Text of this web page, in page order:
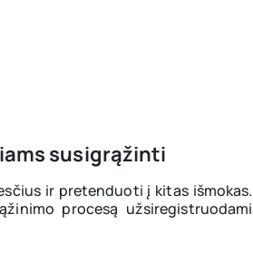
susigrąžinti
ir pretenduoti į kitas išmokas.
procesą užsiregistruodami